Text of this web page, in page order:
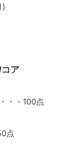
)
ア
・・100点
点